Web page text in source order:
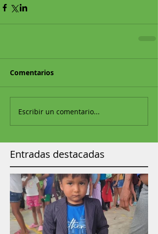
Comentarios
Escribir un comentario...
Entradas destacadas